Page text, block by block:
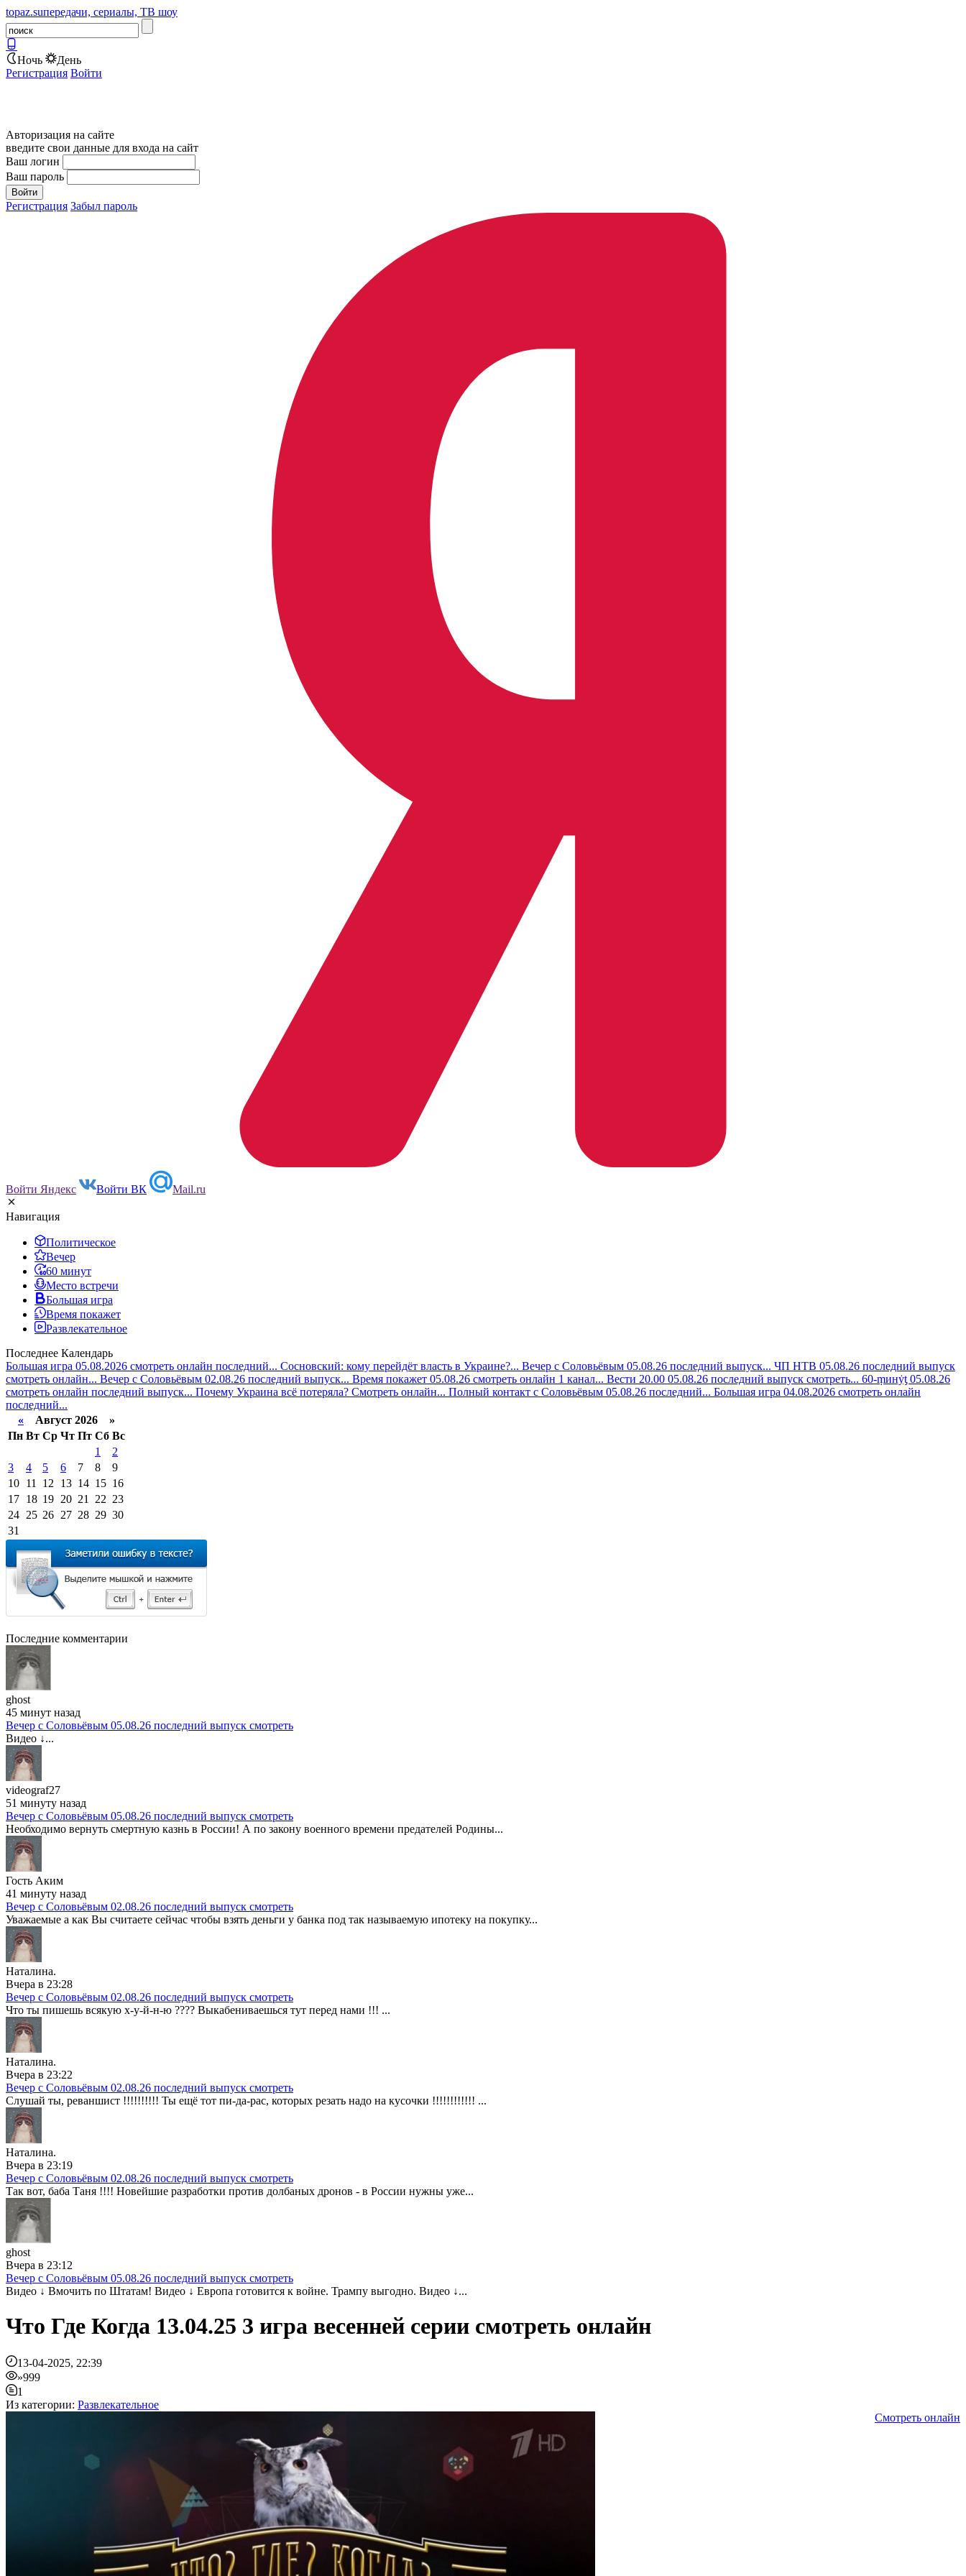
topaz.suпередачи, сериалы, ТВ шоу
Ночь
День
Регистрация Войти
Авторизация на сайте
введите свои данные для входа на сайт
Ваш логин
Ваш пароль
Регистрация Забыл пароль
Войти Яндекс Войти ВК Mail.ru
Навигация
Политическое
Вечер
60 минут
Место встречи
Большая игра
Время покажет
Развлекательное
Последнее Календарь
Большая игра 05.08.2026 смотреть онлайн последний... Сосновский: кому перейдёт власть в Украине?... Вечер с Соловьёвым 05.08.26 последний выпуск... ЧП НТВ 05.08.26 последний выпуск
смотреть онлайн... Вечер с Соловьёвым 02.08.26 последний выпуск... Время покажет 05.08.26 смотреть онлайн 1 канал... Вести 20.00 05.08.26 последний выпуск смотреть... 60-ṃинẏƫ 05.08.26
смотреть онлайн последний выпуск... Почему Украина всё потеряла? Смотреть онлайн... Полный контакт с Соловьёвым 05.08.26 последний... Большая игра 04.08.2026 смотреть онлайн
последний...
« Август 2026 »
Пн Вт Ср Чт Пт Сб Вс
1
2
3
4 5 6 7 8
9
10 11 12 13 14 15 16
17 18 19 20 21 22 23
24 25 26 27 28 29 30
31
Последние комментарии
ghost
45 минут назад
Вечер с Соловьёвым 05.08.26 последний выпуск смотреть
Видео ↓...
videograf27
51 минуту назад
Вечер с Соловьёвым 05.08.26 последний выпуск смотреть
Необходимо вернуть смертную казнь в России! А по закону военного времени предателей Родины...
Гость Аким
41 минуту назад
Вечер с Соловьёвым 02.08.26 последний выпуск смотреть
Уважаемые а как Вы считаете сейчас чтобы взять деньги у банка под так называемую ипотеку на покупку...
Наталина.
Вчера в 23:28
Вечер с Соловьёвым 02.08.26 последний выпуск смотреть
Что ты пишешь всякую х-у-й-н-ю ???? Выкабениваешься тут перед нами !!! ...
Наталина.
Вчера в 23:22
Вечер с Соловьёвым 02.08.26 последний выпуск смотреть
Слушай ты, реваншист !!!!!!!!!! Ты ещё тот пи-да-рас, которых резать надо на кусочки !!!!!!!!!!!! ...
Наталина.
Вчера в 23:19
Вечер с Соловьёвым 02.08.26 последний выпуск смотреть
Так вот, баба Таня !!!! Новейшие разработки против долбаных дронов - в России нужны уже...
ghost
Вчера в 23:12
Вечер с Соловьёвым 05.08.26 последний выпуск смотреть
Видео ↓ Вмочить по Штатам! Видео ↓ Европа готовится к войне. Трампу выгодно. Видео ↓...
Что Где Когда 13.04.25 3 игра весенней серии смотреть онлайн
13-04-2025, 22:39
»999
1
Из категории: Развлекательное
Смотреть онлайн